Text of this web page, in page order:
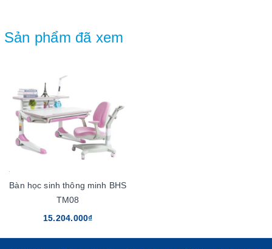
Sản phẩm đã xem
Bàn học sinh thông minh BHS
TM08
15.204.000₫